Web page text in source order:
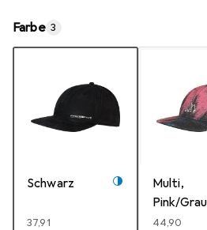
Farbe 3
Schwarz
EUR
37,91
Multi,
Pink/Grau
EUR
44,90